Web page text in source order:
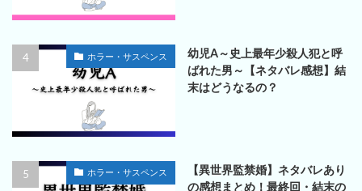
ホラー・サスペンス
幼児A～史上最年少殺人犯と呼
ばれた男～【ネタバレ感想】結
末はどうなるの？
ホラー・サスペンス
【異世界監禁婚】ネタバレあり
の感想まとめ！最終回・結末の